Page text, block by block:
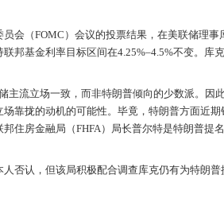
会（FOMC）会议的投票结果，在美联储理
邦基金利率目标区间在4.25%–4.5%不变。库
主流立场一致，而非特朗普倾向的少数派。因
靠拢的动机的可能性。毕竟，特朗普方面近
住房金融局（FHFA）局长普尔特是特朗普提
否认，但该局积极配合调查库克仍有为特朗普